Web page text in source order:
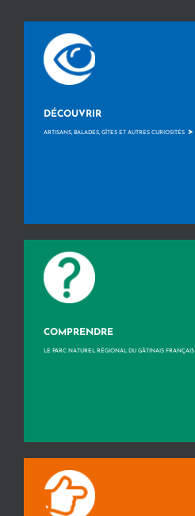
DÉCOUVRIR
ARTISANS, BALADES, GÎTES ET AUTRES CURIOSITÉS >
COMPRENDRE
LE PARC NATUREL RÉGIONAL DU GÂTINAIS FRANÇAIS